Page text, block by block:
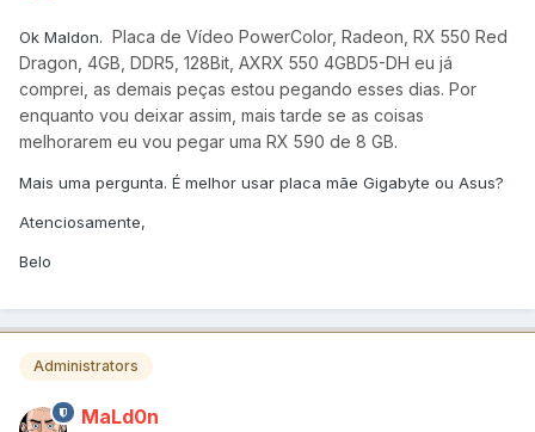
Ok Maldon. Placa de Vídeo PowerColor, Radeon, RX 550 Red
Dragon, 4GB, DDR5, 128Bit, AXRX 550 4GBD5-DH eu já
comprei, as demais peças estou pegando esses dias. Por
enquanto vou deixar assim, mais tarde se as coisas
melhorarem eu vou pegar uma RX 590 de 8 GB.
Mais uma pergunta. É melhor usar placa mãe Gigabyte ou Asus?
Atenciosamente,
Belo
Administrators
MaLd0n